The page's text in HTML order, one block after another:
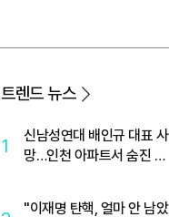
트렌드 뉴스
1
신남성연대 배인규 대표 사
망…인천 아파트서 숨진 채
"이재명 탄핵, 얼마 안 남았